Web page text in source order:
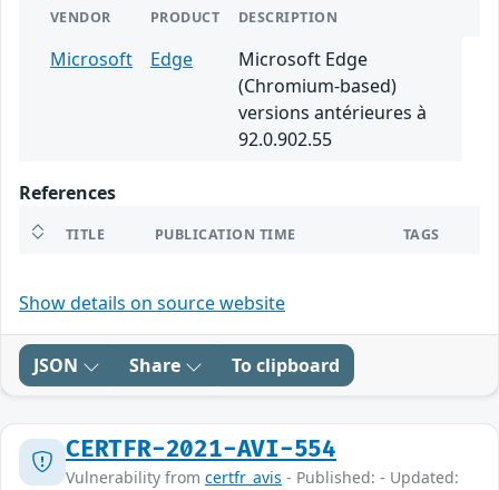
VENDOR PRODUCT DESCRIPTION
Microsoft Edge
Microsoft Edge
(Chromium-based)
versions antérieures à
92.0.902.55
References
TITLE PUBLICATION TIME TAGS
Show details on source website
JSON Share To clipboard
CERTFR-2021-AVI-554
Vulnerability from certfr_avis - Published: - Updated: